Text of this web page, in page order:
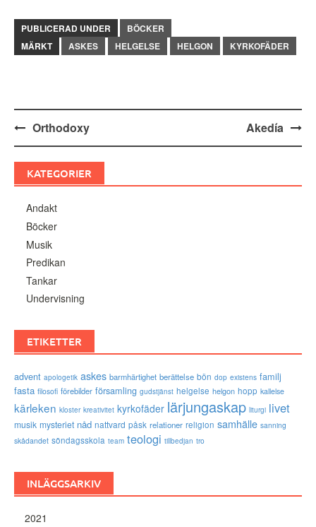
PUBLICERAD UNDER
BÖCKER
MÄRKT
ASKES HELGELSE HELGON KYRKOFÄDER
Inläggsnavigering
Orthodoxy Akedía
KATEGORIER
Andakt
Böcker
Musik
Predikan
Tankar
Undervisning
ETIKETTER
advent apologetik askes barmhärtighet berättelse bön dop existens familj
fasta filosofi förebilder församling gudstjänst helgelse helgon hopp kallelse
kärleken kloster kreativitet kyrkofäder lärjungaskap liturgi livet
musik mysteriet nåd nattvard påsk relationer religion samhälle sanning
skådandet söndagsskola team teologi tillbedjan tro
INLÄGGSARKIV
2021